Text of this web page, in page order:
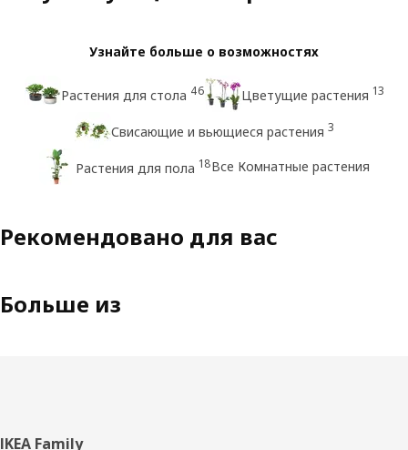
Узнайте больше о возможностях
Растения для стола 46 Цветущие растения 13
Свисающие и вьющиеся растения 3
Растения для пола 18Все Комнатные растения
Рекомендовано для вас
Больше из
IKEA Family